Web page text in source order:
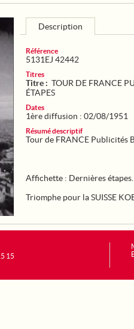
Description
Référence
5131EJ 42442
Titres
Titre : TOUR DE FRANCE
ÉTAPES
Dates
1ère diffusion : 02/08/1951
Résumé descriptif
Tour de FRANCE Publicités
Affichette : Dernières étapes.
Triomphe pour la SUISSE
15